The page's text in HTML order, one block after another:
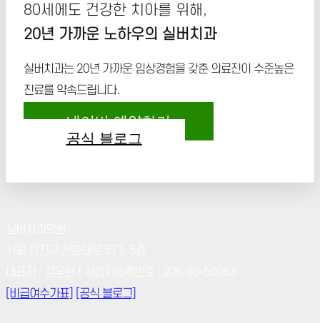
80세에도 건강한 치아를 위해,
20년 가까운 노하우의 실버치과
실버치과는 20년 가까운 임상경험을 갖춘 의료진이 수준높은
진료를 약속드립니다.
네이버 예약하기
공식 블로그
[비급여수가표]
[공식 블로그]